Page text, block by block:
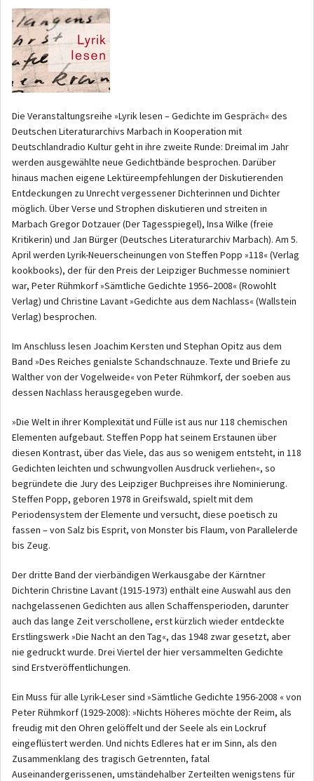
Die Veranstaltungsreihe »Lyrik lesen – Gedichte im Gespräch« des
Deutschen Literaturarchivs Marbach in Kooperation mit
Deutschlandradio Kultur geht in ihre zweite Runde: Dreimal im Jahr
werden ausgewählte neue Gedichtbände besprochen. Darüber
hinaus machen eigene Lektüreempfehlungen der Diskutierenden
Entdeckungen zu Unrecht vergessener Dichterinnen und Dichter
möglich. Über Verse und Strophen diskutieren und streiten in
Marbach Gregor Dotzauer (Der Tagesspiegel), Insa Wilke (freie
Kritikerin) und Jan Bürger (Deutsches Literaturarchiv Marbach). Am 5.
April werden Lyrik-Neuerscheinungen von Steffen Popp »118« (Verlag
kookbooks), der für den Preis der Leipziger Buchmesse nominiert
war, Peter Rühmkorf »Sämtliche Gedichte 1956–2008« (Rowohlt
Verlag) und Christine Lavant »Gedichte aus dem Nachlass« (Wallstein
Verlag) besprochen.
Im Anschluss lesen Joachim Kersten und Stephan Opitz aus dem
Band »Des Reiches genialste Schandschnauze. Texte und Briefe zu
Walther von der Vogelweide« von Peter Rühmkorf, der soeben aus
dessen Nachlass herausgegeben wurde.
»Die Welt in ihrer Komplexität und Fülle ist aus nur 118 chemischen
Elementen aufgebaut. Steffen Popp hat seinem Erstaunen über
diesen Kontrast, über das Viele, das aus so wenigem entsteht, in 118
Gedichten leichten und schwungvollen Ausdruck verliehen«, so
begründete die Jury des Leipziger Buchpreises ihre Nominierung.
Steffen Popp, geboren 1978 in Greifswald, spielt mit dem
Periodensystem der Elemente und versucht, diese poetisch zu
fassen – von Salz bis Esprit, von Monster bis Flaum, von Parallelerde
bis Zeug.
Der dritte Band der vierbändigen Werkausgabe der Kärntner
Dichterin Christine Lavant (1915-1973) enthält eine Auswahl aus den
nachgelassenen Gedichten aus allen Schaffensperioden, darunter
auch das lange Zeit verschollene, erst kürzlich wieder entdeckte
Erstlingswerk »Die Nacht an den Tag«, das 1948 zwar gesetzt, aber
nie gedruckt wurde. Drei Viertel der hier versammelten Gedichte
sind Erstveröffentlichungen.
Ein Muss für alle Lyrik-Leser sind »Sämtliche Gedichte 1956-2008 « von
Peter Rühmkorf (1929-2008): »Nichts Höheres möchte der Reim, als
freudig mit den Ohren gelöffelt und der Seele als ein Lockruf
eingeflüstert werden. Und nichts Edleres hat er im Sinn, als den
Zusammenklang des tragisch Getrennten, fatal
Auseinandergerissenen, umständehalber Zerteilten wenigstens für